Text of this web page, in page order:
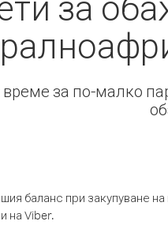
за по-малко
баланс при закупуване
на Viber.